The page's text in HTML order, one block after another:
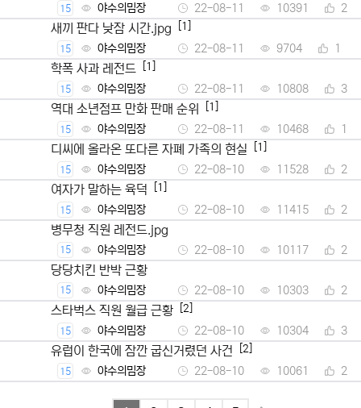
15 야수의밈장 22-08-11 10391 2
새끼 판다 낮잠 시간.jpg [1]
15 야수의밈장 22-08-11 9704 1
학폭 사과 레전드 [1]
15 야수의밈장 22-08-11 10808 3
역대 소년점프 만화 판매 순위 [1]
15 야수의밈장 22-08-11 10468 1
디씨에 올라온 또다른 자폐 가족의 현실 [1]
15 야수의밈장 22-08-10 11528 2
여자가 말하는 육덕 [1]
15 야수의밈장 22-08-10 11415 2
병무청 직원 레전드.jpg
15 야수의밈장 22-08-10 10117 2
당당치킨 반박 근황
15 야수의밈장 22-08-10 10303 2
스타벅스 직원 월급 근황 [2]
15 야수의밈장 22-08-10 10304 3
유럽이 한국에 잠깐 굽신거렸던 사건 [2]
15 야수의밈장 22-08-10 10061 2